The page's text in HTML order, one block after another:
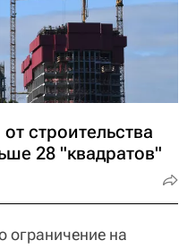
строительства
28 "квадратов"
ограничение на